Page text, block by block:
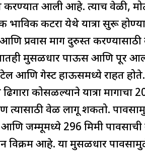
करण्यात आली आहे. त्याच वेळी,
कटरा येथे यात्रा सुरू
प्रवास मार्ग दुरुस्त
मुसळधार पाऊस आणि पूर
आणि गेस्ट हाऊसमध्ये राहत होते.
कोसळल्याने यात्रा मार्गाचा
वेळ लागू शकतो.
जम्मूमध्ये 296 मिमी पावसाची
विक्रम आहे. या मुसळधार